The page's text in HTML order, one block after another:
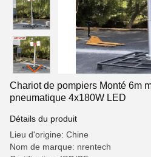
Chariot de pompiers Monté 6m
pneumatique 4x180W LED
Détails du produit
Lieu d'origine: Chine
Nom de marque: nrentech